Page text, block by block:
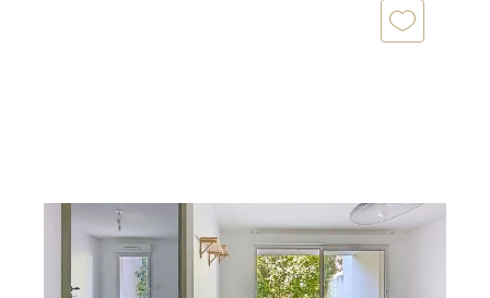
BEZIERS 34
44,95 m2, 2 pièces